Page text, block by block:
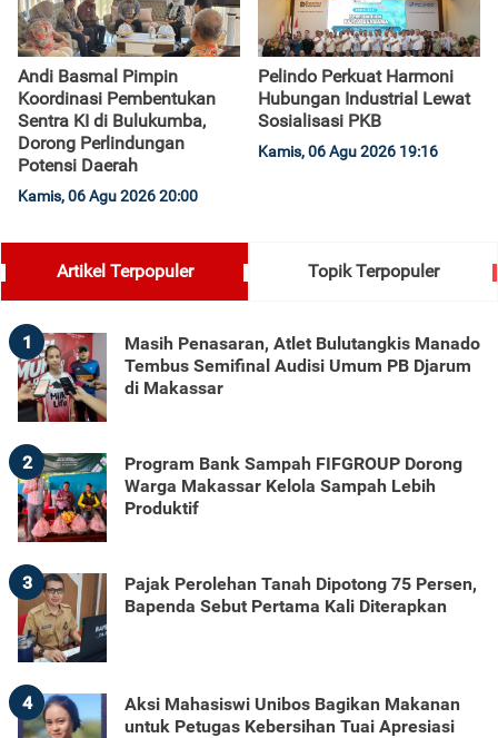
Andi Basmal Pimpin
Koordinasi Pembentukan
Sentra KI di Bulukumba,
Dorong Perlindungan
Potensi Daerah
Kamis, 06 Agu 2026 20:00
Pelindo Perkuat Harmoni
Hubungan Industrial Lewat
Sosialisasi PKB
Kamis, 06 Agu 2026 19:16
Artikel Terpopuler Topik Terpopuler
1
Masih Penasaran, Atlet Bulutangkis Manado
Tembus Semifinal Audisi Umum PB Djarum
di Makassar
2
Program Bank Sampah FIFGROUP Dorong
Warga Makassar Kelola Sampah Lebih
Produktif
3
Pajak Perolehan Tanah Dipotong 75 Persen,
Bapenda Sebut Pertama Kali Diterapkan
4
Aksi Mahasiswi Unibos Bagikan Makanan
untuk Petugas Kebersihan Tuai Apresiasi